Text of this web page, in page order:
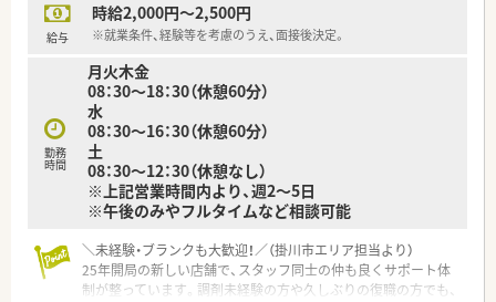
給与
時給2,000円～2,500円
※就業条件、経験等を考慮のうえ、面接後決定。
勤務
時間
月火木金
08：30～18：30（休憩60分）
水
08：30～16：30（休憩60分）
土
08：30～12：30（休憩なし）
※上記営業時間内より、週2～5日
※午後のみやフルタイムなど相談可能
＼未経験・ブランクも大歓迎！／（掛川市エリア担当より）
25年開局の新しい店舗で、スタッフ同士の仲も良くサポート体
制が整っています。調剤未経験の方や久しぶりの復職の方でも、